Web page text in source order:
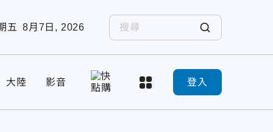
五 8月7日, 2026
大陸 影音 登入